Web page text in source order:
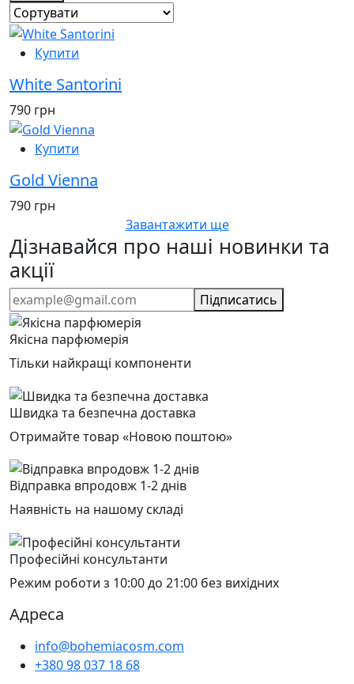
Купити
White Santorini
790 грн
Купити
Gold Vienna
790 грн
Завантажити ще
Дізнавайся про наші новинки та
акції
Підписатись
Якісна парфюмерія
Тільки найкращі компоненти
Швидка та безпечна доставка
Отримайте товар «Новою поштою»
Відправка впродовж 1-2 днів
Наявність на нашому складі
Професійні консультанти
Режим роботи з 10:00 до 21:00 без вихідних
Адреса
info@bohemiacosm.com
+380 98 037 18 68